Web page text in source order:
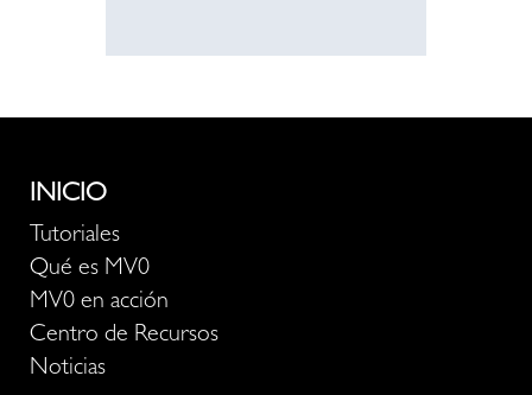
INICIO
Tutoriales
Qué es MV0
MV0 en acción
Centro de Recursos
Noticias